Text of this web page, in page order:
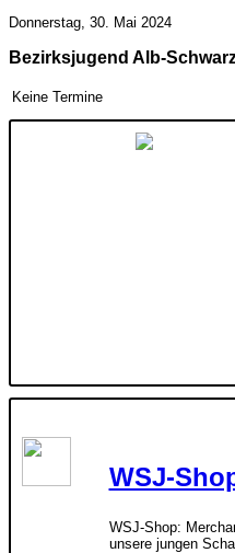
Donnerstag, 30. Mai 2024
Bezirksjugend Alb-
Keine Termine
WSJ-
WSJ-Shop:
unsere jungen